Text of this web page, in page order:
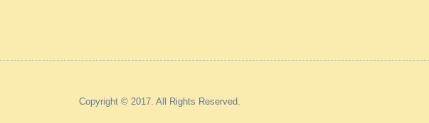
Copyright © 2017. All Rights Reserved.